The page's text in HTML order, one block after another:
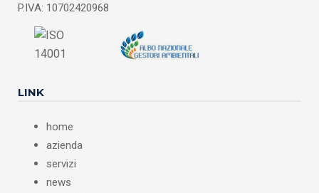
P.IVA: 10702420968
LINK
home
azienda
servizi
news